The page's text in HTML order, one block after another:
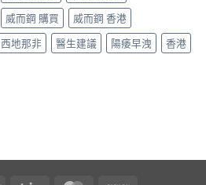
威而鋼 購買
威而鋼 香港
西地那非 醫生建議 陽痿早洩
香港